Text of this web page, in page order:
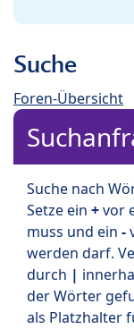
Suche
Foren-Übersicht
Suche nach
Setze ein +vor
muss und ein -
werden darf.
durch |
der Wörter
als Platzhalter